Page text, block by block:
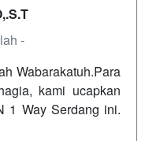
-
Wabarakatuh.Para
kami ucapkan
1 Way Serdang ini.